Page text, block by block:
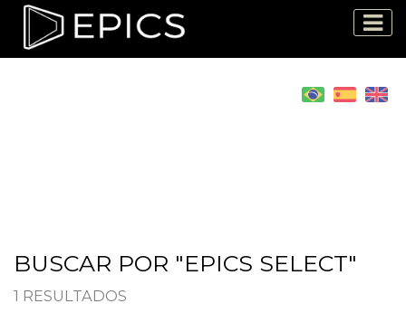
BUSCAR POR "EPICS SELECT"
1 RESULTADOS